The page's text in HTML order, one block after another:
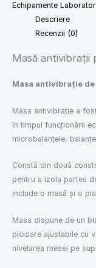
Echipamente
Descriere
Recenzii (0)
Masă antivibrații
Masa antivibrație
Masa antivibrație a
în timpul funcționării
microbalanțele,
Constă din două
pentru a izola partea
include o masă și o
Masa dispune de un
picioare ajustabile cu
nivelarea mesei pe